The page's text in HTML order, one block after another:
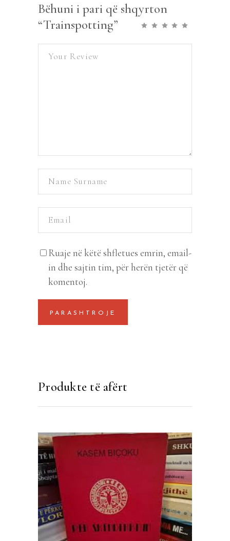
Bëhuni i pari që shqyrton
“Trainspotting”
Ruaje në këtë shfletues emrin, email-
in dhe sajtin tim, për herën tjetër që
komentoj.
Produkte të afërt
SHTOJE NË SHPORTË